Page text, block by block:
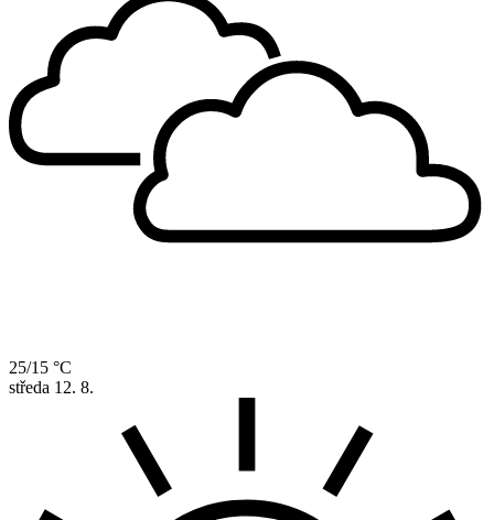
25/15 °C
středa 12. 8.